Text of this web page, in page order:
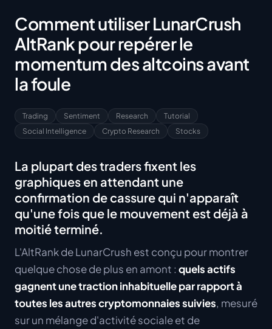
Comment utiliser LunarCrush
AltRank pour repérer le
momentum des altcoins avant
la foule
Trading Sentiment Research
Tutorial
Social Intelligence
Crypto Research Stocks
La plupart des traders fixent les
graphiques en attendant une
confirmation de cassure qui n'apparaît
qu'une fois que le mouvement est déjà à
moitié terminé.
L'AltRank de LunarCrush est conçu pour montrer
quelque chose de plus en amont : quels actifs
gagnent une traction inhabituelle par rapport à
toutes les autres cryptomonnaies suivies, mesuré
sur un mélange d'activité sociale et de